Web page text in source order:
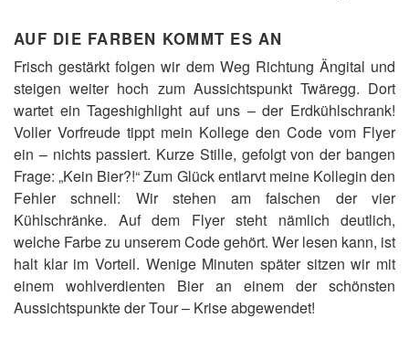
AUF DIE FARBEN KOMMT ES AN
Frisch gestärkt folgen wir dem Weg Richtung Ängital und
steigen weiter hoch zum Aussichtspunkt Twäregg. Dort
wartet ein Tageshighlight auf uns – der Erdkühlschrank!
Voller Vorfreude tippt mein Kollege den Code vom Flyer
ein – nichts passiert. Kurze Stille, gefolgt von der bangen
Frage: „Kein Bier?!“ Zum Glück entlarvt meine Kollegin den
Fehler schnell: Wir stehen am falschen der vier
Kühlschränke. Auf dem Flyer steht nämlich deutlich,
welche Farbe zu unserem Code gehört. Wer lesen kann, ist
halt klar im Vorteil. Wenige Minuten später sitzen wir mit
einem wohlverdienten Bier an einem der schönsten
Aussichtspunkte der Tour – Krise abgewendet!